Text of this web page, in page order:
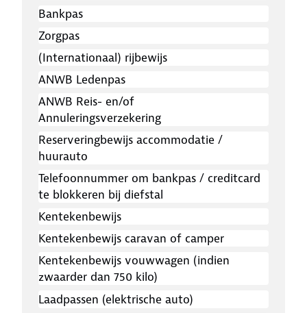
Bankpas
Zorgpas
(Internationaal) rijbewijs
ANWB Ledenpas
ANWB Reis- en/of
Annuleringsverzekering
Reserveringbewijs accommodatie /
huurauto
Telefoonnummer om bankpas / creditcard
te blokkeren bij diefstal
Kentekenbewijs
Kentekenbewijs caravan of camper
Kentekenbewijs vouwwagen (indien
zwaarder dan 750 kilo)
Laadpassen (elektrische auto)